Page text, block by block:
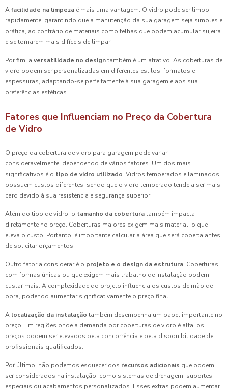
Afacilidade na limpeza é mais uma vantagem. O vidro pode ser limpo
rapidamente, garantindo que a manutenção da sua garagem seja simples e
prática, ao contrário de materiais como telhas que podem acumular sujeira
e se tornarem mais difíceis de limpar.
Por fim, a versatilidade no designtambém é um atrativo. As coberturas de
vidro podem ser personalizadas em diferentes estilos, formatos e
espessuras, adaptando-se perfeitamente à sua garagem e aos sua
preferências estéticas.
Fatores que Influenciam no Preço da Cobertura
de Vidro
O preço da cobertura de vidro para garagem pode variar
consideravelmente, dependendo de vários fatores. Um dos mais
significativos é o tipo de vidro utilizado. Vidros temperados e laminados
possuem custos diferentes, sendo que o vidro temperado tende a ser mais
caro devido à sua resistência e segurança superior.
Além do tipo de vidro, o tamanho da coberturatambém impacta
diretamente no preço. Coberturas maiores exigem mais material, o que
eleva o custo. Portanto, é importante calcular a área que será coberta antes
de solicitar orçamentos.
Outro fator a considerar é o projeto e o design da estrutura. Coberturas
com formas únicas ou que exigem mais trabalho de instalação podem
custar mais. A complexidade do projeto influencia os custos de mão de
obra, podendo aumentar significativamente o preço final.
A localização da instalação também desempenha um papel importante no
preço. Em regiões onde a demanda por coberturas de vidro é alta, os
preços podem ser elevados pela concorrência e pela disponibilidade de
profissionais qualificados.
Por último, não podemos esquecer dos recursos adicionais que podem
ser considerados na instalação, como sistemas de drenagem, suportes
especiais ou acabamentos personalizados. Esses extras podem aumentar